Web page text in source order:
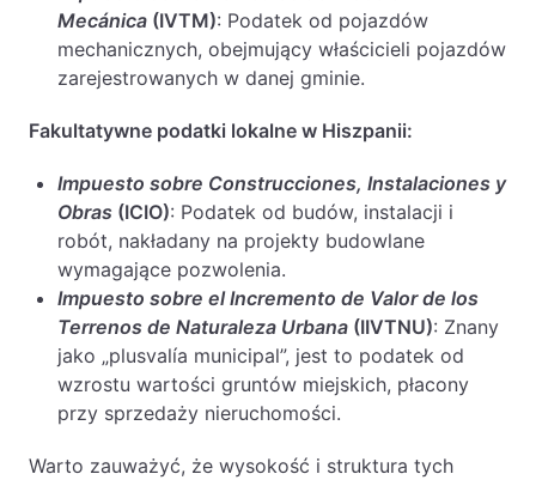
Mecánica (IVTM): Podatek od pojazdów
mechanicznych, obejmujący właścicieli pojazdów
zarejestrowanych w danej gminie.
Fakultatywne podatki lokalne w Hiszpanii:
Impuesto sobre Construcciones, Instalaciones y
Obras (ICIO): Podatek od budów, instalacji i
robót, nakładany na projekty budowlane
wymagające pozwolenia.
Impuesto sobre el Incremento de Valor de los
Terrenos de Naturaleza Urbana (IIVTNU): Znany
jako „plusvalía municipal”, jest to podatek od
wzrostu wartości gruntów miejskich, płacony
przy sprzedaży nieruchomości.
Warto zauważyć, że wysokość i struktura tych